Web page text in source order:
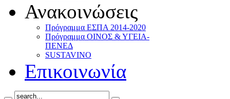
Ανακοινώσεις
Πρόγραμμα ΕΣΠΑ 2014-2020
Πρόγραμμα ΟΙΝΟΣ & ΥΓΕΙΑ-
ΠΕΝΕΔ
SUSTAVINO
Επικοινωνία